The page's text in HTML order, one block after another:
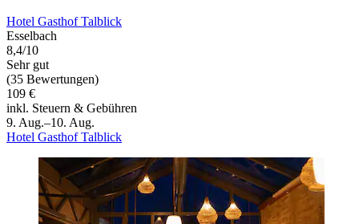
Hotel Gasthof Talblick
Esselbach
8,4/10
Sehr gut
(35 Bewertungen)
109 €
inkl. Steuern & Gebühren
9. Aug.–10. Aug.
Hotel Gasthof Talblick